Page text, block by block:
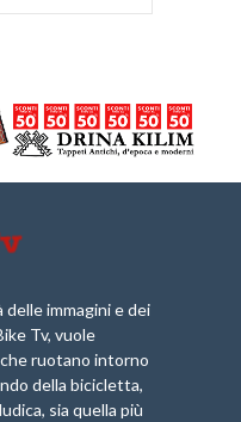
immagini e dei
Tv, vuole
ruotano intorno
della bicicletta,
sia quella più